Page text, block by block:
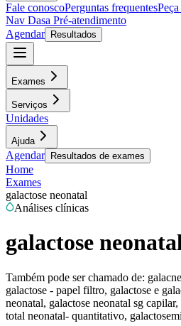
Fale conoscoPerguntas frequentes
Nav Dasa Pré-atendimento
Agendar
Resultados
Exames
Serviços
Unidades
Ajuda
Agendar Resultados de exames
Home
Exames
galactose neonatal
Análises clínicas
galactose
Também pode ser chamado de:
galactose - papel filtro, galactose e
neonatal, galactose neonatal sg
total neonatal- quantitativo,